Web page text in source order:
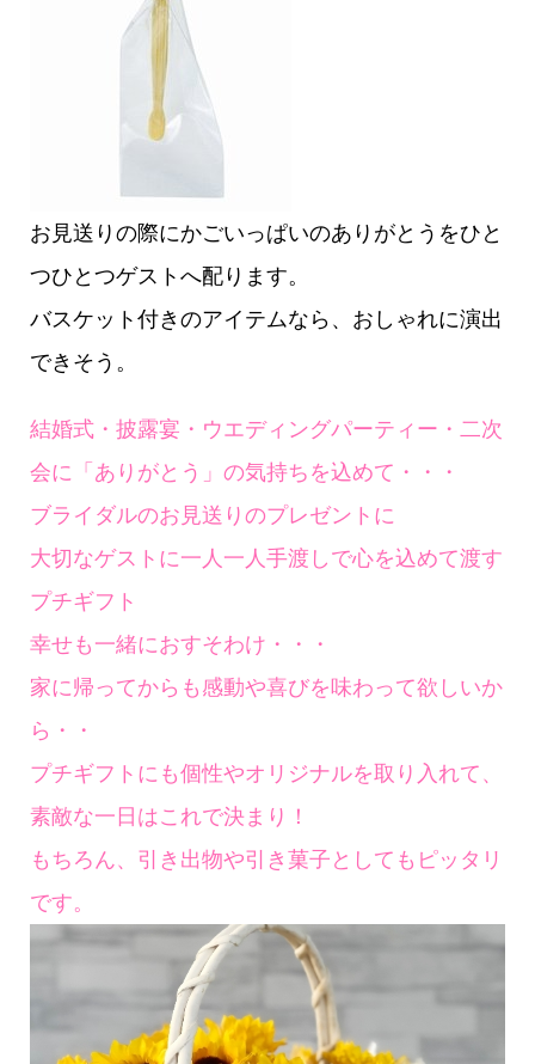
お見送りの際にかごいっぱいのありがとうをひと
つひとつゲストへ配ります。
バスケット付きのアイテムなら、おしゃれに演出
できそう。
結婚式・披露宴・ウエディングパーティー・二次
会に「ありがとう」の気持ちを込めて・・・
ブライダルのお見送りのプレゼントに
大切なゲストに一人一人手渡しで心を込めて渡す
プチギフト
幸せも一緒におすそわけ・・・
家に帰ってからも感動や喜びを味わって欲しいか
ら・・
プチギフトにも個性やオリジナルを取り入れて、
素敵な一日はこれで決まり！
もちろん、引き出物や引き菓子としてもピッタリ
です。